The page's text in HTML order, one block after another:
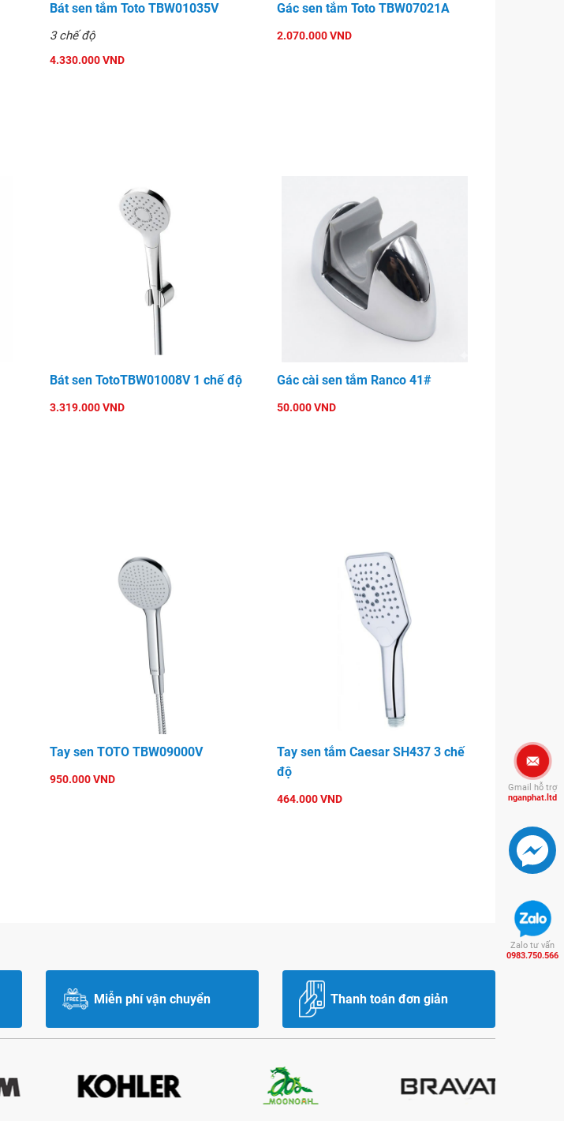
Bát sen tắm Toto TBW01035V
3 chế độ
4.330.000 VND
Gác sen tắm Toto TBW07021A
2.070.000 VND
Bát sen TotoTBW01008V 1 chế độ
3.319.000 VND
Gác cài sen tắm Ranco 41#
50.000 VND
Tay sen TOTO TBW09000V
950.000 VND
Tay sen tắm Caesar SH437 3 chế
độ
464.000 VND
Miễn phí vận chuyển Thanh toán đơn giản
Gmail hỗ trợ
nganphat.ltd
Zalo tư vấn
0983.750.566